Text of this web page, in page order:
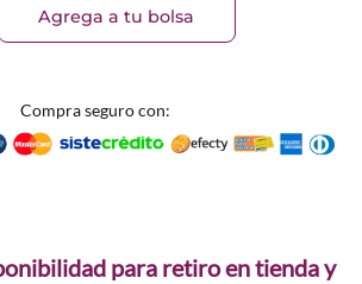
Agrega a tu bolsa
Compra seguro con:
para retiro en tienda y